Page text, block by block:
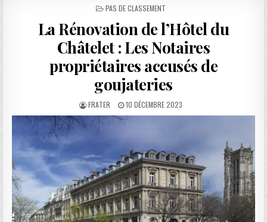
POSTED
PAS DE CLASSEMENT
La Rénovation de l’Hôtel du
Châtelet : Les Notaires
propriétaires accusés de
goujateries
AUTHOR:
FRATER
PUBLISHED
DATE:
10 DÉCEMBRE 2023